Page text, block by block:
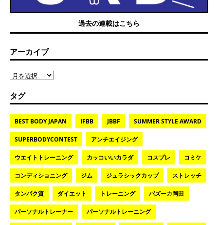
過去の連載はこちら
アーカイブ
タグ
BEST BODY JAPAN IFBB JBBF SUMMER STYLE AWARD
SUPERBODYCONTEST アンチエイジング
ウエイトトレーニング カッコいいカラダ コスプレ コミケ
コンディショニング ジム ジュラシックカップ ストレッチ
タンパク質 ダイエット トレーニング バズーカ岡田
パーソナルトレーナー パーソナルトレーニング